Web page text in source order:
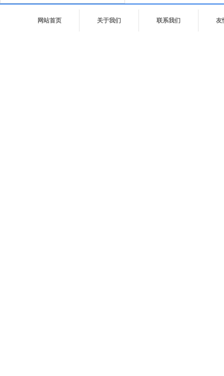
网站首页 关于我们 联系我们 友